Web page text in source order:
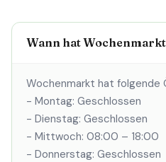
Wann hat
Wochenmarkt hat folgende
- Montag: Geschlossen
- Dienstag: Geschlossen
- Mittwoch: 08:00 – 18:00
- Donnerstag: Geschlossen